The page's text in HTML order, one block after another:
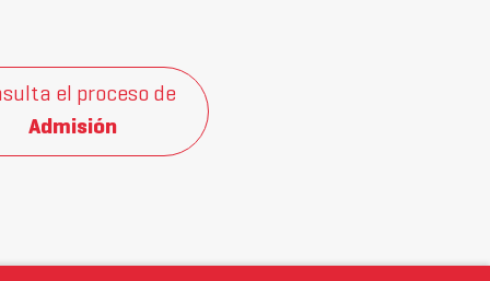
el proceso de
Admisión